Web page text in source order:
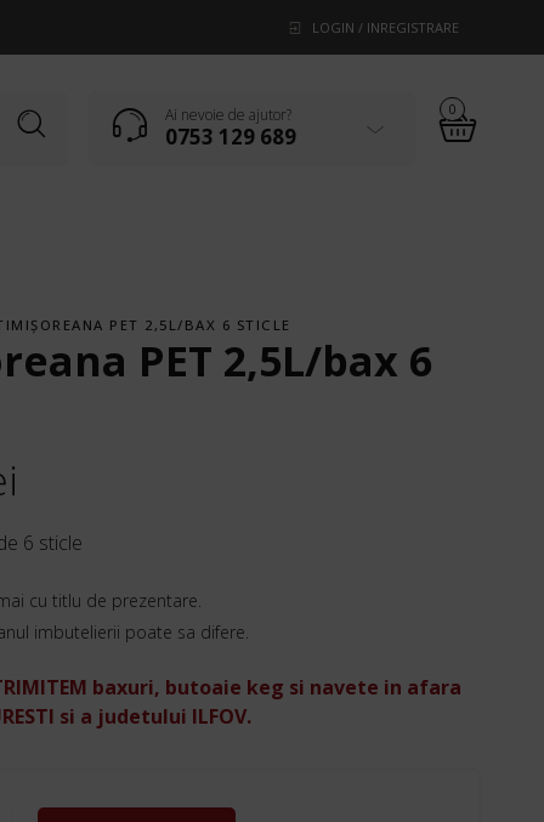
LOGIN / INREGISTRARE
Ai nevoie de ajutor?
0753 129 689
0
PET 2,5L/BAX 6 STICLE
PET 2,5L/bax 6
6 sticle
cu titlu de prezentare.
imbutelierii poate sa difere.
baxuri, butoaie keg si navete in afara
si a judetului ILFOV.